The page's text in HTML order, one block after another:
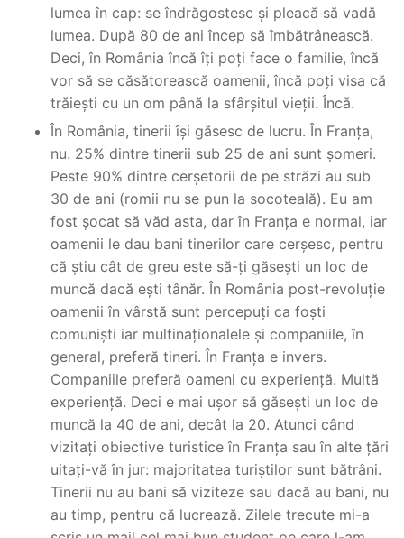
lumea în cap: se îndrăgostesc și pleacă să vadă
lumea. După 80 de ani încep să îmbătrânească.
Deci, în România încă îți poți face o familie, încă
vor să se căsătorească oamenii, încă poți visa că
trăiești cu un om până la sfârșitul vieții. Încă.
În România, tinerii își găsesc de lucru. În Franța,
nu. 25% dintre tinerii sub 25 de ani sunt șomeri.
Peste 90% dintre cerșetorii de pe străzi au sub
30 de ani (romii nu se pun la socoteală). Eu am
fost șocat să văd asta, dar în Franța e normal, iar
oamenii le dau bani tinerilor care cerșesc, pentru
că știu cât de greu este să-ți găsești un loc de
muncă dacă ești tânăr. În România post-revoluție
oamenii în vârstă sunt percepuți ca foști
comuniști iar multinaționalele și companiile, în
general, preferă tineri. În Franța e invers.
Companiile preferă oameni cu experiență. Multă
experiență. Deci e mai ușor să găsești un loc de
muncă la 40 de ani, decât la 20. Atunci când
vizitați obiective turistice în Franța sau în alte țări
uitați-vă în jur: majoritatea turiștilor sunt bătrâni.
Tinerii nu au bani să viziteze sau dacă au bani, nu
au timp, pentru că lucrează. Zilele trecute mi-a